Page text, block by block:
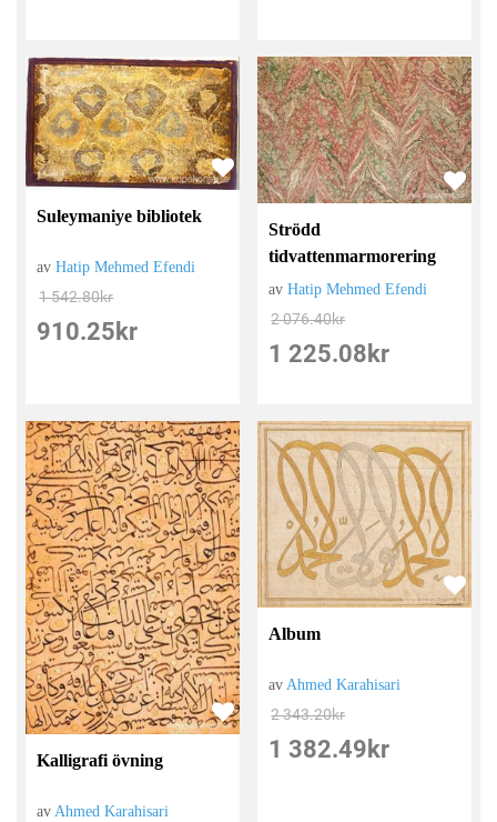
Suleymaniye bibliotek
avHatip Mehmed Efendi
1 542.80kr
910.25 kr
Strödd
tidvattenmarmorering
avHatip Mehmed Efendi
2 076.40kr
1 225.08 kr
Kalligrafi övning
avAhmed Karahisari
Album
av Ahmed Karahisari
2 343.20kr
1 382.49 kr